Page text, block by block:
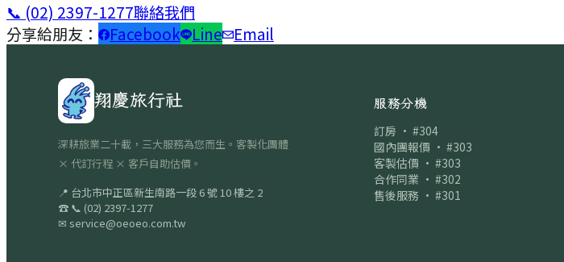
📞 (02) 2397-1277聯絡我們
分享給朋友：
Facebook Line Email
翔慶旅行社
深耕旅業二十載，三大服務為您而生。客製化團體
× 代訂行程 × 客戶自助估價。
📍 台北市中正區新生南路一段 6 號 10 樓之 2
☎ 📞 (02) 2397-1277
✉ service@oeoeo.com.tw
服務分機
訂房 · #304
國內團報價 · #303
客製估價 · #303
合作同業 · #302
售後服務 · #301